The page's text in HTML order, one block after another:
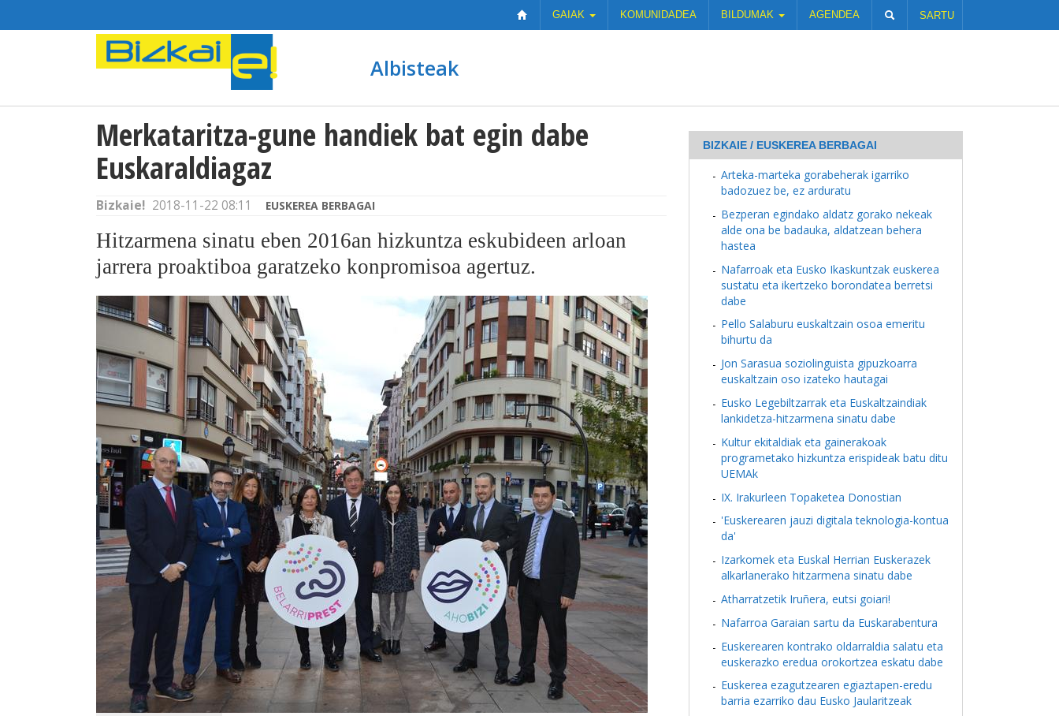
GAIAK KOMUNIDADEA BILDUMAK AGENDEA SARTU
Albisteak
Merkataritza-gune handiek bat egin dabe
Euskaraldiagaz
Bizkaie! 2018-11-22 08:11 EUSKEREA BERBAGAI
Hitzarmena sinatu eben 2016an hizkuntza eskubideen arloan
jarrera proaktiboa garatzeko konpromisoa agertuz.
BIZKAIE / EUSKEREA BERBAGAI
Arteka-marteka gorabeherak igarriko
badozuez be, ez arduratu
Bezperan egindako aldatz gorako nekeak
alde ona be badauka, aldatzean behera
hastea
Nafarroak eta Eusko Ikaskuntzak euskerea
sustatu eta ikertzeko borondatea berretsi
dabe
Pello Salaburu euskaltzain osoa emeritu
bihurtu da
Jon Sarasua soziolinguista gipuzkoarra
euskaltzain oso izateko hautagai
Eusko Legebiltzarrak eta Euskaltzaindiak
lankidetza-hitzarmena sinatu dabe
Kultur ekitaldiak eta gainerakoak
programetako hizkuntza erispideak batu ditu
UEMAk
IX. Irakurleen Topaketea Donostian
'Euskerearen jauzi digitala teknologia-kontua
da'
Izarkomek eta Euskal Herrian Euskerazek
alkarlanerako hitzarmena sinatu dabe
Atharratzetik Iruñera, eutsi goiari!
Nafarroa Garaian sartu da Euskarabentura
Euskerearen kontrako oldarraldia salatu eta
euskerazko eredua orokortzea eskatu dabe
Euskerea ezagutzearen egiaztapen-eredu
barria ezarriko dau Eusko Jaularitzeak